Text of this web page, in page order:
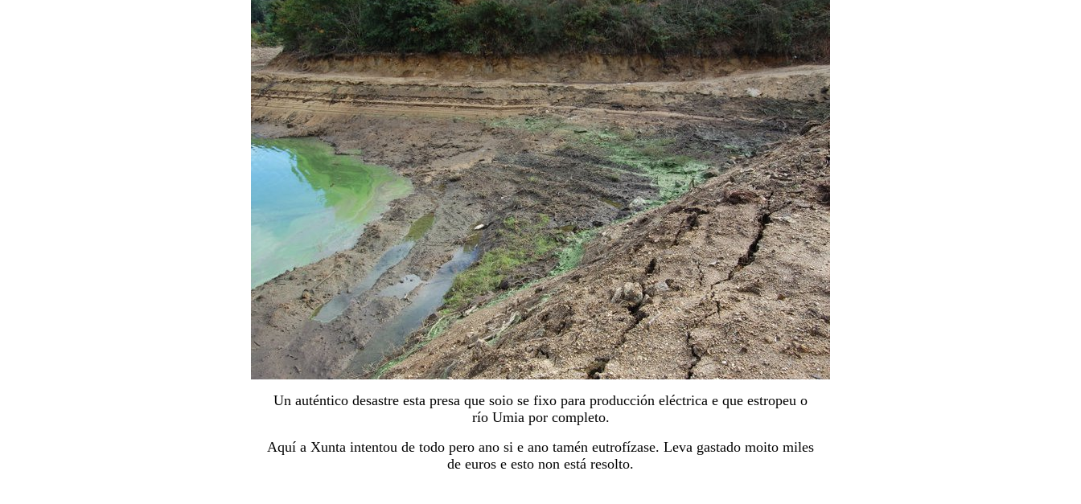
Un auténtico desastre esta presa que soio se fixo para producción eléctrica e que estropeu o
río Umia por completo.
Aquí a Xunta intentou de todo pero ano si e ano tamén eutrofízase. Leva gastado moito miles
de euros e esto non está resolto.